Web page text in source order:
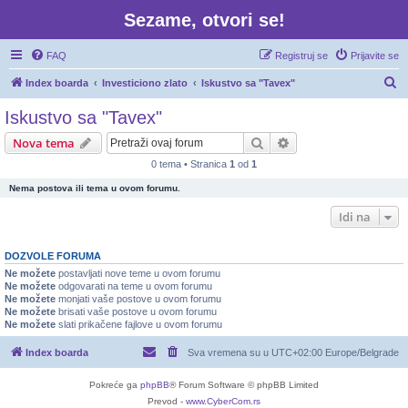
Sezame, otvori se!
FAQ Prijavite se
Registruj se
Index boarda Investiciono zlato Iskustvo sa "Tavex"
Iskustvo sa "Tavex"
Nova tema Pretraga
0 tema • Stranica 1 od 1
Nema postova ili tema u ovom forumu.
Idi na
DOZVOLE FORUMA
Ne možete postavljati nove teme u ovom forumu
Ne možete odgovarati na teme u ovom forumu
Ne možete monjati vaše postove u ovom forumu
Ne možete brisati vaše postove u ovom forumu
Ne možete slati prikačene fajlove u ovom forumu
Index boarda Sva vremena su u UTC+02:00 Europe/Belgrade
Pokreće ga phpBB® Forum Software © phpBB Limited
Prevod - www.CyberCom.rs